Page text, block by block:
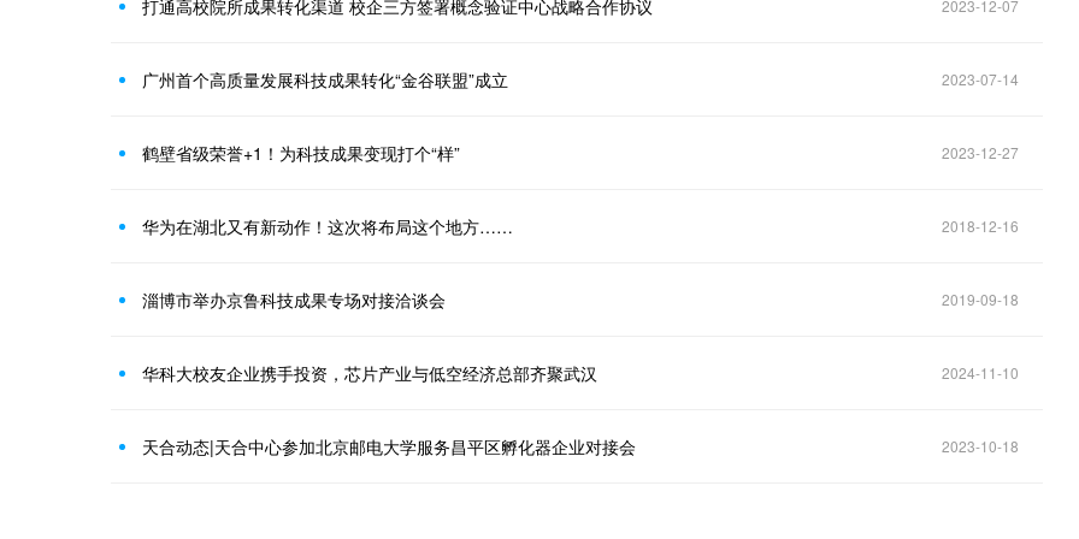
打通高校院所成果转化渠道 校企三方签署概念验证中心战略合作协议 2023-12-07
广州首个高质量发展科技成果转化“金谷联盟”成立 2023-07-14
鹤壁省级荣誉+1！为科技成果变现打个“样” 2023-12-27
华为在湖北又有新动作！这次将布局这个地方…… 2018-12-16
淄博市举办京鲁科技成果专场对接洽谈会 2019-09-18
华科大校友企业携手投资，芯片产业与低空经济总部齐聚武汉 2024-11-10
天合动态|天合中心参加北京邮电大学服务昌平区孵化器企业对接会 2023-10-18